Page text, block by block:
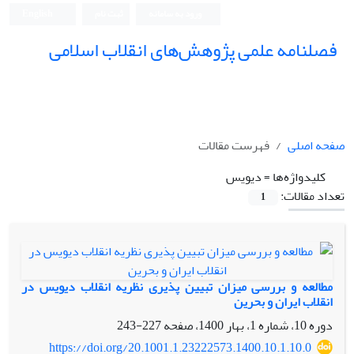
فصلنامه علمی پژوهش‌های انقلاب اسلامی
صفحه اصلی
فهرست مقالات
کلیدواژه‌ها =دیویس
تعداد مقالات:
1
مطالعه و بررسی میزان تبیین ‏پذیری نظریه انقلاب دیویس در
انقلاب ایران و بحرین
دوره 10، شماره 1، بهار 1400، صفحه
227-243
https://doi.org/20.1001.1.23222573.1400.10.1.10.0